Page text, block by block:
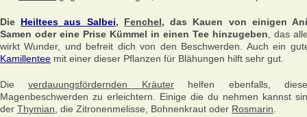
Die Heiltees aus Salbei, Fenchel, das Kauen von einigen
Samen oder eine Prise Kümmel in einen Tee hinzugeben , das
wirkt Wunder, und befreit dich von den Beschwerden. Auch ein
Kamillentee mit einer dieser Pflanzen für Blähungen hilft sehr gut.
Dieverdauungsfördernden Kräuterhelfen ebenfalls,
Magenbeschwerden zu erleichtern. Einige die du nehmen kannst
der Thymian , die Zitronenmelisse, Bohnenkraut oder Rosmarin